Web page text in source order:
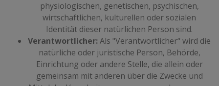
physiologischen, genetischen, psychischen,
wirtschaftlichen, kulturellen oder sozialen
Identität dieser natürlichen Person sind.
Verantwortlicher:Als "Verantwortlicher“ wird die
natürliche oder juristische Person, Behörde,
Einrichtung oder andere Stelle, die allein oder
gemeinsam mit anderen über die Zwecke und